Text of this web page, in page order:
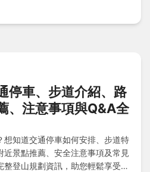
停車、步道介紹、路
、注意事項與Q&A全
想知道交通停車如何安排、步道特
景點推薦、安全注意事項及常見
登山規劃資訊，助您輕鬆享受旅